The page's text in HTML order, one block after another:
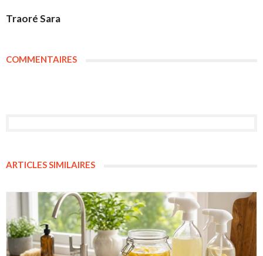
Traoré Sara
COMMENTAIRES
ARTICLES SIMILAIRES